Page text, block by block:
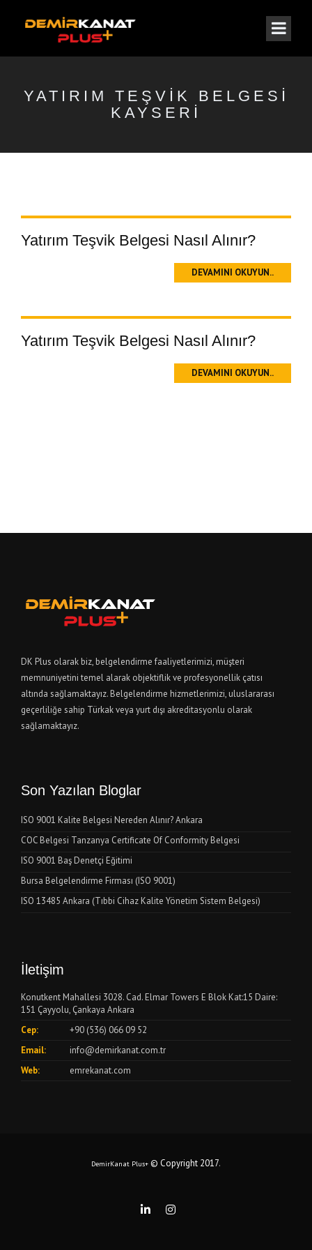
YATIRIM TEŞVIK BELGESI
KAYSERI
Yatırım Teşvik Belgesi Nasıl Alınır?
DEVAMINI OKUYUN..
Yatırım Teşvik Belgesi Nasıl Alınır?
DEVAMINI OKUYUN..
DK Plus olarak biz, belgelendirme faaliyetlerimizi, müşteri
memnuniyetini temel alarak objektiflik ve profesyonellik çatısı
altında sağlamaktayız. Belgelendirme hizmetlerimizi, uluslararası
geçerliliğe sahip Türkak veya yurt dışı akreditasyonlu olarak
sağlamaktayız.
Son Yazılan Bloglar
ISO 9001 Kalite Belgesi Nereden Alınır? Ankara
COC Belgesi Tanzanya Certificate Of Conformity Belgesi
ISO 9001 Baş Denetçi Eğitimi
Bursa Belgelendirme Firması (ISO 9001)
ISO 13485 Ankara (Tıbbi Cihaz Kalite Yönetim Sistem Belgesi)
İletişim
Konutkent Mahallesi 3028. Cad. Elmar Towers E Blok Kat:15 Daire:
151 Çayyolu, Çankaya Ankara
Cep:
+90 (536) 066 09 52
Email:
info@demirkanat.com.tr
Web:
emrekanat.com
DemirKanat Plus+ © Copyright 2017.